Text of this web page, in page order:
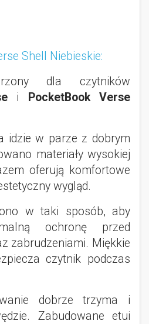
Shell Niebieskie:
dla czytników
i
PocketBook Verse
idzie w parze z dobrym
materiały wysokiej
oferują komfortowe
wygląd.
w taki sposób, aby
ochronę przed
zabrudzeniami. Miękkie
czytnik podczas
dobrze trzyma i
Zabudowane etui